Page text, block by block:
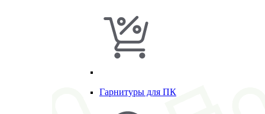
Гарнитуры для ПК